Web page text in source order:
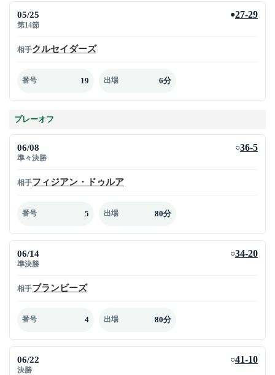
05/25
第14節
●27-29
相手クルセイダーズ
番号 19 出場 6分
プレーオフ
06/08
準々決勝
○36-5
相手フィジアン・ドゥルア
番号 5 出場 80分
06/14
準決勝
○34-20
相手ブランビーズ
番号 4 出場 80分
06/22
決勝
○41-10